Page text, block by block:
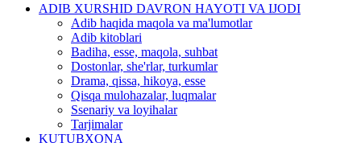
ADIB XURSHID DAVRON HAYOTI VA IJODI
Adib haqida maqola va ma'lumotlar
Adib kitoblari
Badiha, esse, maqola, suhbat
Dostonlar, she'rlar, turkumlar
Drama, qissa, hikoya, esse
Qisqa mulohazalar, luqmalar
Ssenariy va loyihalar
Tarjimalar
KUTUBXONA